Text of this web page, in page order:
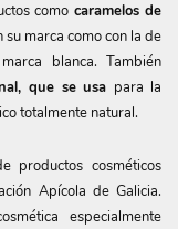
como caramelos de
marca como con la de
blanca. También
que se usa para la
totalmente natural.
productos cosméticos
Apícola de Galicia.
especialmente